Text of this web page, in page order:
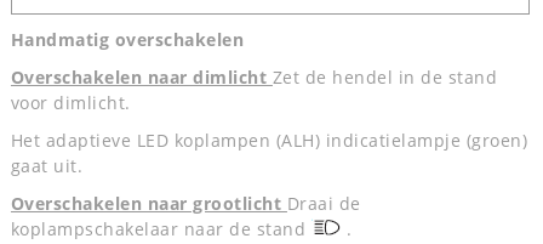
Handmatig overschakelen
Overschakelen naar dimlicht Zet de hendel in de stand
voor dimlicht.
Het adaptieve LED koplampen (ALH) indicatielampje (groen)
gaat uit.
Overschakelen naar grootlicht Draai de
koplampschakelaar naar de stand
.